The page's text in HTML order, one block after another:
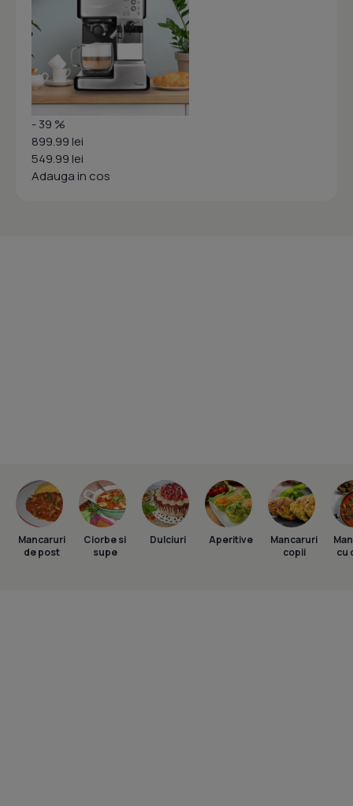
- 39 %
899.99 lei
549.99 lei
Adauga in cos
Mancaruri
de post
Ciorbe si
supe
Dulciuri Aperitive
Mancaruri
copii
cu